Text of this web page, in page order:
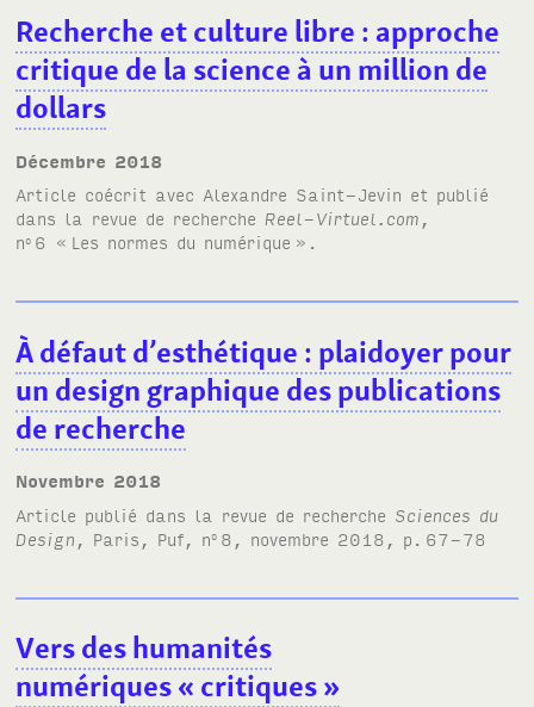
Recherche et culture libre : approche
critique de la science à un million de
dollars
décembre 2018
Article coécrit avec Alexandre Saint-Jevin et publié
dans la revue de recherche Reel-Virtuel.com ,
no 6 « Les normes du numérique ».
À défaut d’esthétique : plaidoyer pour
un design graphique des publications
de recherche
novembre 2018
Article publié dans la revue de recherche Sciences du
Design , Paris, Puf, no 8, novembre 2018, p. 67-78
Vers des humanités
numériques « critiques»